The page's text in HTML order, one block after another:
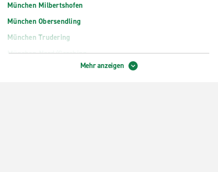
München Milbertshofen
München Obersendling
München Trudering
München-Nord/Garching
Mehr anzeigen